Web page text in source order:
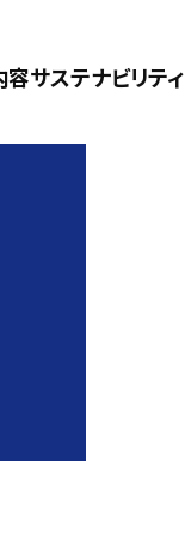
容サステナビリティ